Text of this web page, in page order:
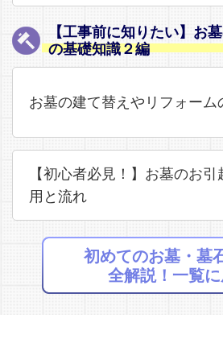
【工事前に知りたい】お
の基礎知識２編
お墓の建て替えやリフォーム
【初心者必見！】お墓のお
用と流れ
初めてのお墓・墓
全解説！一覧に